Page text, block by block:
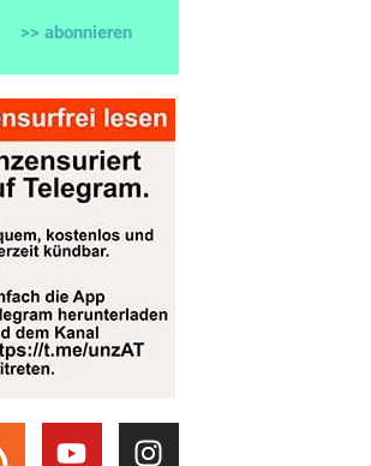
>> abonnieren